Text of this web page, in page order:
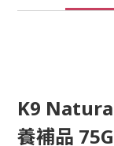
K9
養補品